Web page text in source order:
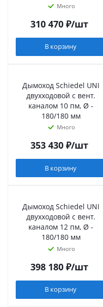
Много
310 470₽/шт
В корзину
Дымоход Schiedel UNI
двухходовой с вент.
каналом 10 пм, Ø -
180/180 мм
Много
353 430₽/шт
В корзину
Дымоход Schiedel UNI
двухходовой с вент.
каналом 12 пм, Ø -
180/180 мм
Много
398 180₽/шт
В корзину